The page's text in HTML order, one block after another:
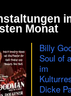
Monat
Billy
Soul of
im
Dicke